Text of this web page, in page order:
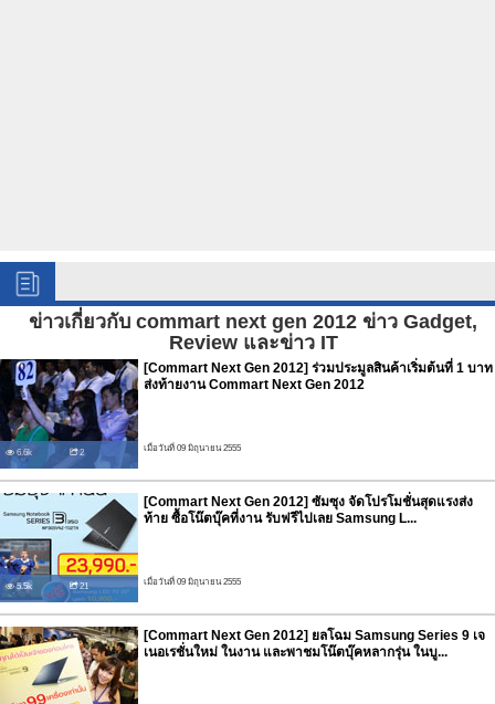
ข่าวเกี่ยวกับ commart next gen 2012 ข่าว Gadget,
Review และข่าว IT
6.6k 2
[Commart Next Gen 2012] ร่วมประมูลสินค้าเริ่มต้นที่ 1 บาท
ส่งท้ายงาน Commart Next Gen 2012
เมื่อวันที่ 09 มิถุนายน 2555
5.5k 21
[Commart Next Gen 2012] ซัมซุง จัดโปรโมชั่นสุดแรงส่ง
ท้าย ซื้อโน๊ตบุ๊คที่งาน รับฟรีไปเลย Samsung L...
เมื่อวันที่ 09 มิถุนายน 2555
[Commart Next Gen 2012] ยลโฉม Samsung Series 9 เจ
เนอเรชั่นใหม่ ในงาน และพาชมโน๊ตบุ๊คหลากรุ่น ในบู...